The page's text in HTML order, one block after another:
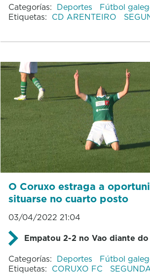
Categorías: Deportes
Fútbol
Etiquetas: CD ARENTEIRO
O Coruxo estraga a
situarse no cuarto posto
03/04/2022 21:04
Empatou 2-2 no Vao diante
Categorías: Deportes
Fútbol
Etiquetas: CORUXO FC